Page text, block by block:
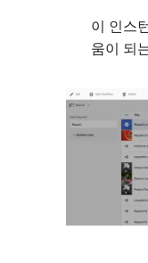
이 인스
움이 되